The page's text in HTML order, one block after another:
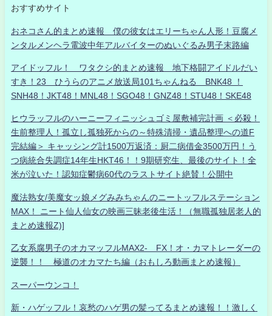
おすすめサイト
おネコさん的まとめ速報 僕の彼女はエリーちゃん人形！豆腐メ
ンタルメンヘラ電波中年アルバイターのぬいぐるみ男子末路編
アイドッフル！ ワタクシ的まとめ速報 地下格闘アイドルだい
すき！23 ひうらのアニメ放送局101ちゃんねる BNK48 ！
SNH48！JKT48！MNL48！SGO48！GNZ48！STU48！SKE48
ヒウラッフルのハーニーフィニッシュゴミ屋敷補完計画 ＜必殺！
生前整理人！孤立し孤独死からの～特殊清掃・遺品整理への道F
完結編＞ キャッシング計1500万返済：厨二病借金3500万円！う
つ病統合失調症14年生HKT46！！9期研究生、最後のサイト！全
米が泣いた！認知症鬱病60代のラストサイト絶賛！公開中
魔法熟女/美魔女ッ娘メグみみちゃんのニートッフルステーション
MAX！ ニート仙人仙女の映画三昧老後生活！（無職孤独居老人的
まとめ速報Z)]
乙女系腐男子のオカマッフルMAX2- FX！オ・カマトレーダーの
逆襲！！ 極道のオカマたち編（おもしろ動画まとめ速報）
スーパーウンコ！
新・ハゲッフル！哀愁のハゲ男の髪ってるまとめ速報！！激しく